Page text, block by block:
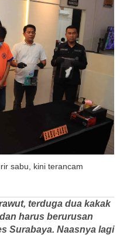
sabu, kini terancam
terduga dua kakak
harus berurusan
Surabaya. Naasnya lagi